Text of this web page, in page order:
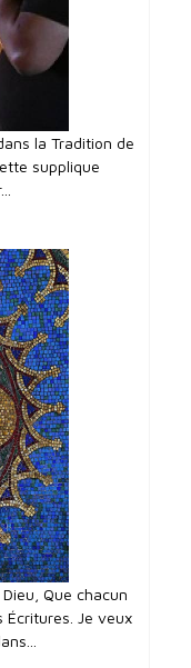
la Tradition de
supplique
Que chacun
Je veux